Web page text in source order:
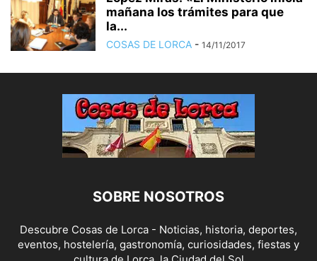
mañana los trámites para que
la...
COSAS DE LORCA - 14/11/2017
SOBRE NOSOTROS
Descubre Cosas de Lorca - Noticias, historia, deportes,
eventos, hostelería, gastronomía, curiosidades, fiestas y